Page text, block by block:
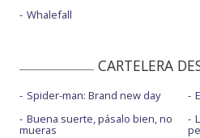
Whalefall
CARTELERA
Spider-man: Brand new day
Buena suerte, pásalo bien, no
mueras